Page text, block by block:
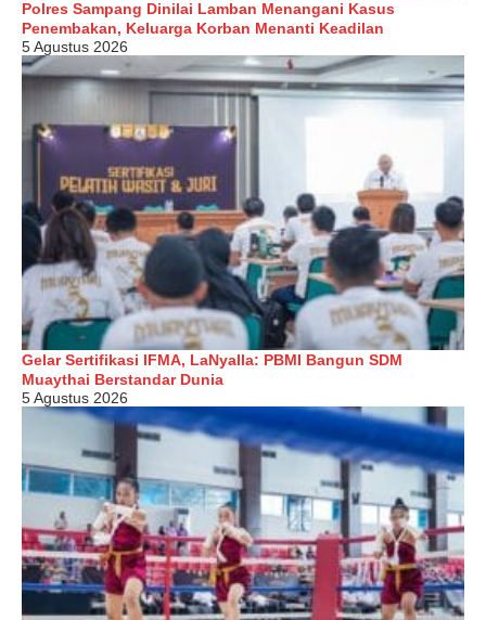
Polres Sampang Dinilai Lamban Menangani Kasus
Penembakan, Keluarga Korban Menanti Keadilan
5 Agustus 2026
Gelar Sertifikasi IFMA, LaNyalla: PBMI Bangun SDM
Muaythai Berstandar Dunia
5 Agustus 2026